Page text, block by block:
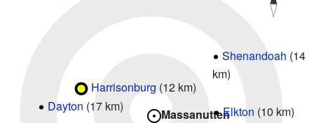
Massanutten
Dayton (17 km) Elkton (10 km)
Harrisonburg (12 km)
Shenandoah (14
km)